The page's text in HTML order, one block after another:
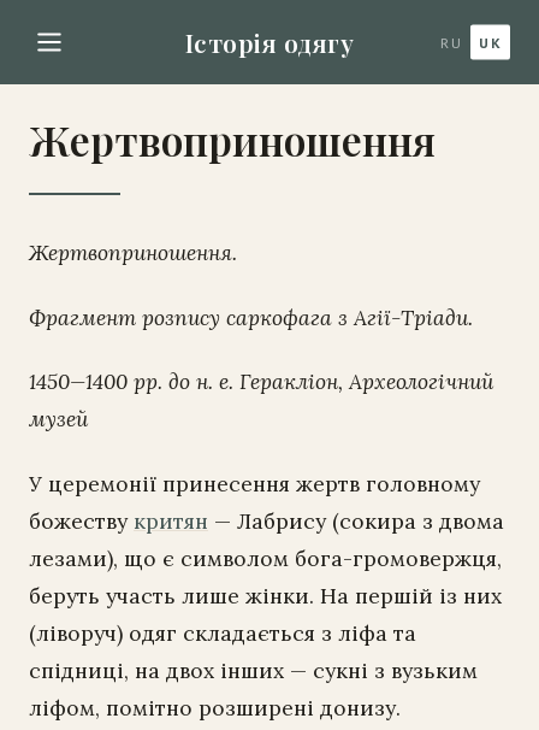
Історія одягу RU UK
Жертвоприношення
Жертвоприношення.
Фрагмент розпису саркофага з Агії-Тріади.
1450—1400 рр. до н. е. Геракліон, Археологічний
музей
У церемонії принесення жертв головному
божеству критян — Лабрису (сокира з двома
лезами), що є символом бога-громовержця,
беруть участь лише жінки. На першій із них
(ліворуч) одяг складається з ліфа та
спідниці, на двох інших — сукні з вузьким
ліфом, помітно розширені донизу.